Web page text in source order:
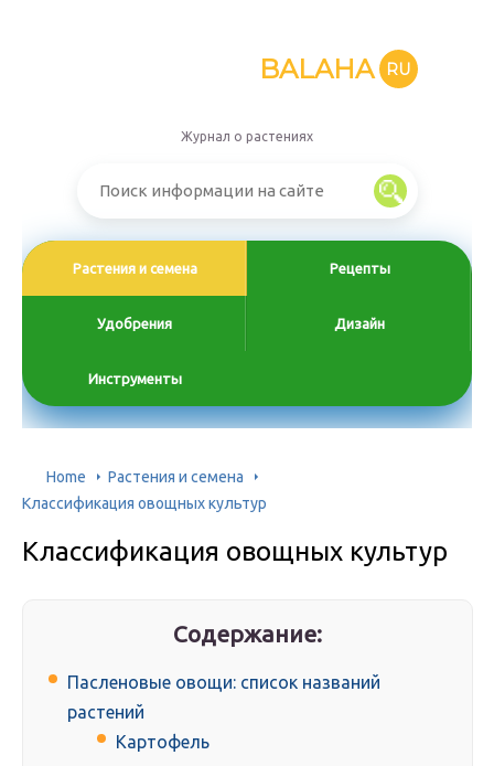
BALAHA RU
Журнал о растениях
Растения и семена Рецепты
Удобрения Дизайн
Инструменты
Home
Растения и семена
Классификация овощных культур
Классификация овощных культур
Содержание:
Пасленовые овощи: список названий
растений
Картофель